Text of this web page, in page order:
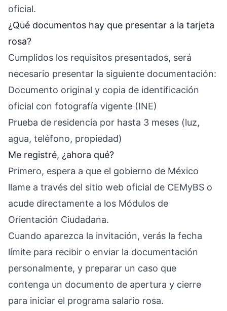
oficial.
¿Qué documentos hay que presentar a la tarjeta
rosa?
Cumplidos los requisitos presentados, será
necesario presentar la siguiente documentación:
Documento original y copia de identificación
oficial con fotografía vigente (INE)
Prueba de residencia por hasta 3 meses (luz,
agua, teléfono, propiedad)
Me registré, ¿ahora qué?
Primero, espera a que el gobierno de México
llame a través del sitio web oficial de CEMyBS o
acude directamente a los Módulos de
Orientación Ciudadana.
Cuando aparezca la invitación, verás la fecha
límite para recibir o enviar la documentación
personalmente, y preparar un caso que
contenga un documento de apertura y cierre
para iniciar el programa salario rosa.